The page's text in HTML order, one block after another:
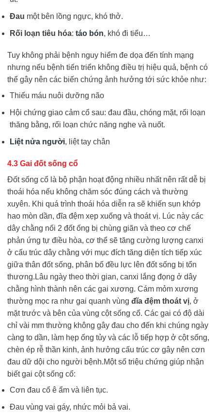
Đau một bên lồng ngực, khó thở.
Rối loạn tiêu hóa: táo bón, khó đi tiểu…
Tuy không phải bệnh nguy hiểm đe dọa đến tính mạng
nhưng nếu bệnh tiến triển không điều trị hiệu quả, bệnh có
thể gây nên các biến chứng ảnh hưởng tới sức khỏe như:
Thiếu máu nuôi dưỡng não
Hội chứng giao cảm cổ sau: đau đầu, chóng mặt, rối loạn
thăng bằng, rối loạn chức năng nghe và nuốt.
Liệt nửa người, liệt tay chân
4.3 Gai đốt sống cổ
Đốt sống cổ là bộ phận hoạt động nhiều nhất nên rất dễ bị
thoái hóa nếu không chăm sóc đúng cách và thường
xuyên. Khi quá trình thoái hóa diễn ra sẽ khiến sụn khớp
hao mòn dần, đĩa đệm xẹp xuống và thoát vị. Lúc này các
dây chằng nối 2 đốt ống bị chùng giãn và theo cơ chế
phản ứng tự điều hòa, cơ thể sẽ tăng cường lượng canxi
ở cấu trúc dây chằng với mục đích tăng diện tích tiếp xúc
giữa thân đốt sống, phân bố đều lực lên đốt sống bị tổn
thương.Lâu ngày theo thời gian, canxi lắng đọng ở dây
chằng hình thành nên các gai xương. Cám mỏm xương
thường mọc ra như gai quanh vùng đĩa đệm thoát vị, ở
mặt trước và bên của vùng cột sống cổ. Các gai có độ dài
chỉ vài mm thường không gây đau cho đến khi chúng ngày
càng to dần, làm hẹp ống tủy và các lỗ tiếp hợp ở cột sống,
chèn ép rễ thần kinh, ảnh hưởng cấu trúc cơ gây nên cơn
đau dữ dội cho người bệnh.Một số triệu chứng giúp nhận
biết gai cột sống cổ:
Cơn đau cổ ê ẩm và liên tục.
Đau vùng vai gáy, nhức mỏi bả vai.